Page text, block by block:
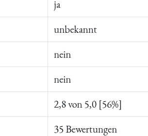
ja
unbekannt
nein
nein
2,8 von 5,0 [56%]
35 Bewertungen